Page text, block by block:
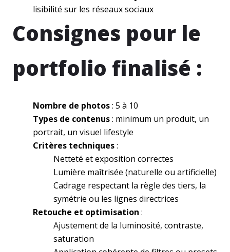
lisibilité sur les réseaux sociaux
Consignes pour le
portfolio finalisé :
Nombre de photos: 5 à 10
Types de contenus: minimum un produit, un
portrait, un visuel lifestyle
Critères techniques:
Netteté et exposition correctes
Lumière maîtrisée (naturelle ou artificielle)
Cadrage respectant la règle des tiers, la
symétrie ou les lignes directrices
Retouche et optimisation :
Ajustement de la luminosité, contraste,
saturation